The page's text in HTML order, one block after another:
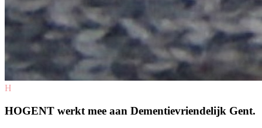
H
HOGENT werkt mee aan Dementievriendelijk Gent.